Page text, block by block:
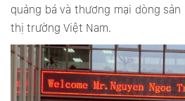
quảng bá và thương mại dòng
thị trường Việt Nam.